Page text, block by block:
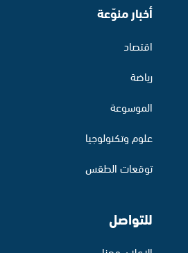
أخبار منوّعة
اقتصاد
رياضة
الموسوعة
علوم وتكنولوجيا
توقعات الطقس
للتواصل